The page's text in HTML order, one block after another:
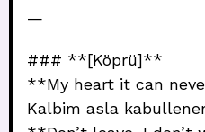
—
### **[Köprü]**
**My heart it can
Kalbim asla